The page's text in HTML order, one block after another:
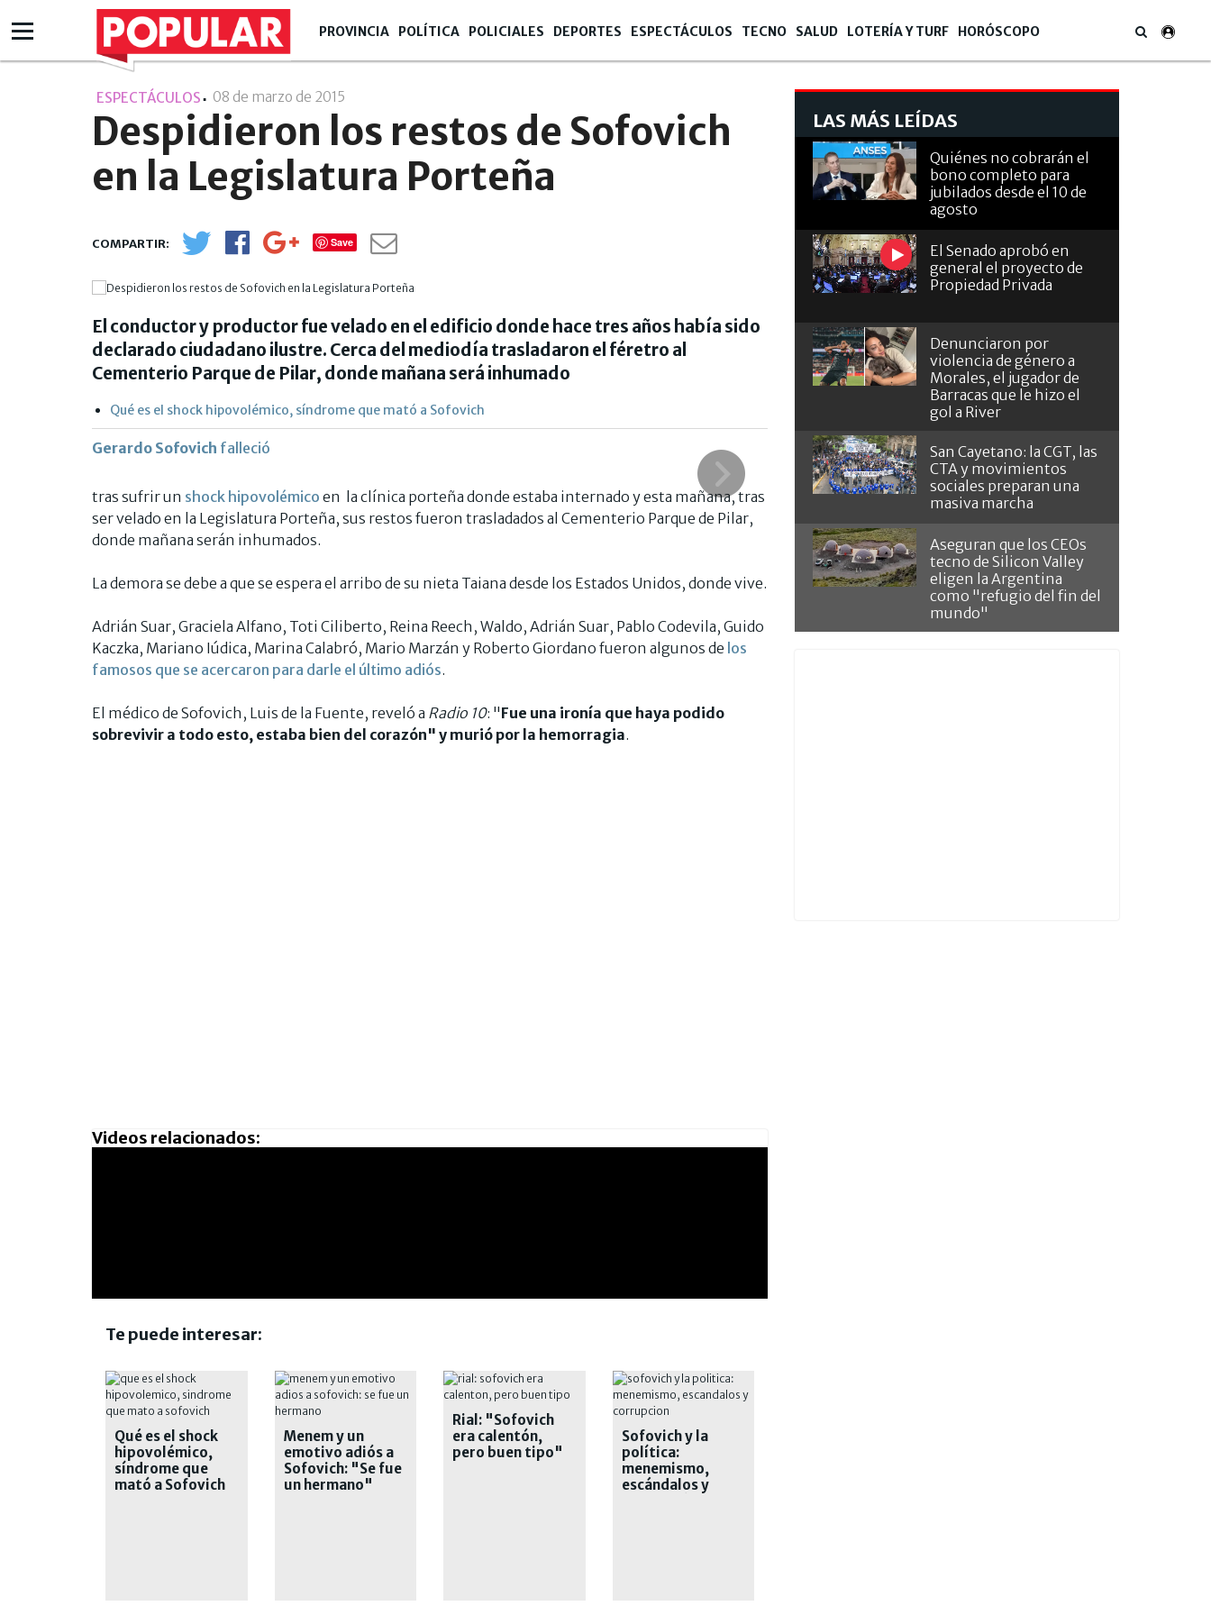
PROVINCIA POLÍTICA POLICIALES DEPORTES ESPECTÁCULOS TECNO SALUD LOTERÍA Y TURF HORÓSCOPO
ESPECTÁCULOS 08 de marzo de 2015
Despidieron los restos de Sofovich
en la Legislatura Porteña
Save
El conductor y productor fue velado en el edificio donde hace tres años había sido
declarado ciudadano ilustre. Cerca del mediodía trasladaron el féretro al
Cementerio Parque de Pilar, donde mañana será inhumado
Qué es el shock hipovolémico, síndrome que mató a Sofovich
Gerardo Sofovich falleció
tras sufrir un shock hipovolémico en la clínica porteña donde estaba internado y esta mañana, tras
ser velado en la Legislatura Porteña, sus restos fueron trasladados al Cementerio Parque de Pilar,
donde mañana serán inhumados.
La demora se debe a que se espera el arribo de su nieta Taiana desde los Estados Unidos, donde vive.
Adrián Suar, Graciela Alfano, Toti Ciliberto, Reina Reech, Waldo, Adrián Suar, Pablo Codevila, Guido
Kaczka, Mariano Iúdica, Marina Calabró, Mario Marzán y Roberto Giordano fueron algunos de los
famosos que se acercaron para darle el último adiós.
El médico de Sofovich, Luis de la Fuente, reveló a Radio 10: "Fue una ironía que haya podido
sobrevivir a todo esto, estaba bien del corazón" y murió por la hemorragia.
Videos relacionados:
Te puede interesar:
Qué es el shock
hipovolémico,
síndrome que
mató a Sofovich
Menem y un
emotivo adiós a
Sofovich: "Se fue
un hermano"
Rial: "Sofovich
era calentón,
pero buen tipo"
Sofovich y la
política:
menemismo,
escándalos y
LAS MÁS LEÍDAS
Quiénes no cobrarán el
bono completo para
jubilados desde el 10 de
agosto
El Senado aprobó en
general el proyecto de
Propiedad Privada
Denunciaron por
violencia de género a
Morales, el jugador de
Barracas que le hizo el
gol a River
San Cayetano: la CGT, las
CTA y movimientos
sociales preparan una
masiva marcha
Aseguran que los CEOs
tecno de Silicon Valley
eligen la Argentina
como "refugio del fin del
mundo"